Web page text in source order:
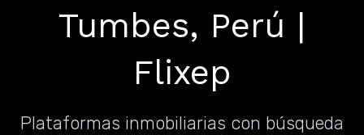
Tumbes, Perú |
Flixep
Plataformas inmobiliarias con búsqueda